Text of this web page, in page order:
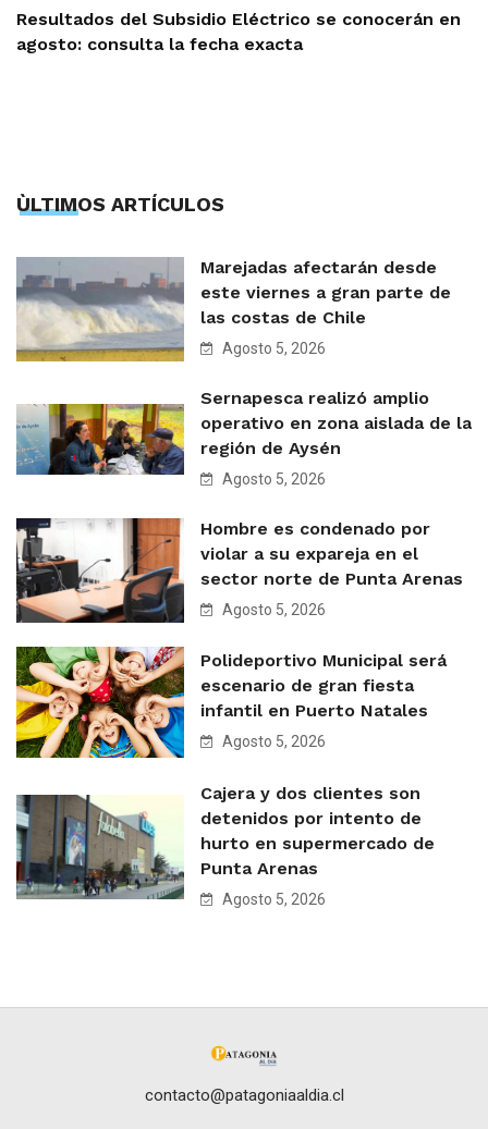
Resultados del Subsidio Eléctrico se conocerán en
agosto: consulta la fecha exacta
ÙLTIMOS ARTÍCULOS
Marejadas afectarán desde
este viernes a gran parte de
las costas de Chile
Agosto 5, 2026
Sernapesca realizó amplio
operativo en zona aislada de la
región de Aysén
Agosto 5, 2026
Hombre es condenado por
violar a su expareja en el
sector norte de Punta Arenas
Agosto 5, 2026
Polideportivo Municipal será
escenario de gran fiesta
infantil en Puerto Natales
Agosto 5, 2026
Cajera y dos clientes son
detenidos por intento de
hurto en supermercado de
Punta Arenas
Agosto 5, 2026
contacto@patagoniaaldia.cl